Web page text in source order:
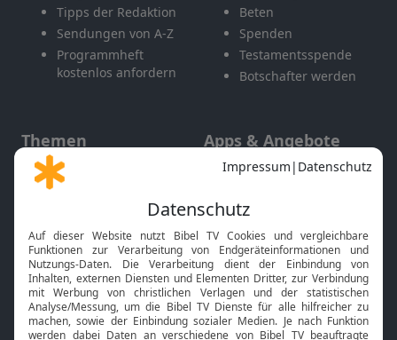
Tipps der Redaktion
Sendungen von A-Z
Programmheft
kostenlos anfordern
Beten
Spenden
Testamentsspende
Botschafter werden
Themen
Gott und Bibel erklärt
Neuigkeiten
Apps & Angebote
Mobile App
Smart TV
HbbTV
Bibelthek Online-Bibel
Nächster Gottesdienst